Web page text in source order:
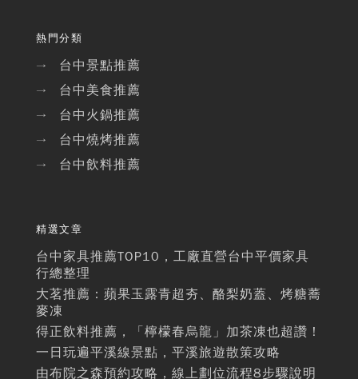
熱門分類
→ 台中景點推薦
→ 台中美食推薦
→ 台中火鍋推薦
→ 台中燒烤推薦
→ 台中飲料推薦
精選文章
台中家具推薦TOP10，工廠直營台中平價家具
行總整理
大茗推薦：蘋果玉露青超夯、酪梨奶蓋、烤糖蕎
麥凍
得正飲料推薦，「檸檬春烏龍」加茶凍也超讚！
一日玩遍平溪線景點，平溪旅遊散策攻略
由布院之森預約攻略，線上劃位流程8步驟說明